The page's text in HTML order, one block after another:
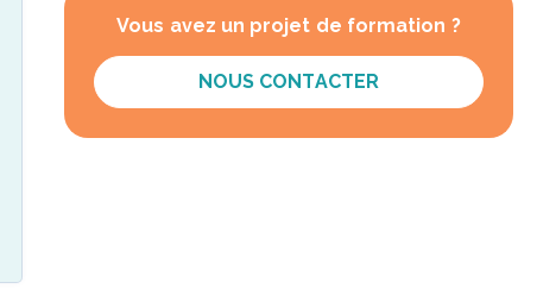
Vous avez un projet de formation ?
NOUS CONTACTER